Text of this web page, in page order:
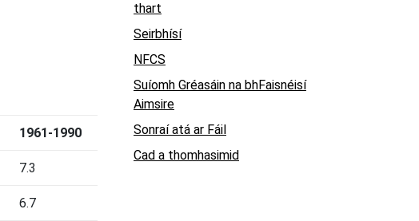
1961-1990
7.3
6.7
thart
Seirbhísí
NFCS
Suíomh Gréasáin na bhFaisnéisí
Aimsire
Sonraí atá ar Fáil
Cad a thomhasimid